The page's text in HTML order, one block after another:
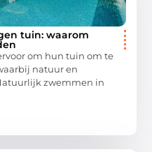
tuin: waarom
om hun tuin om te
natuur en
zwemmen in